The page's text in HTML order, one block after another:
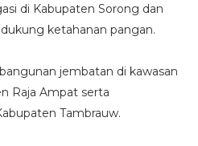
di Kabupaten Sorong dan
ketahanan pangan.
jembatan di kawasan
Raja Ampat serta
Tambrauw.